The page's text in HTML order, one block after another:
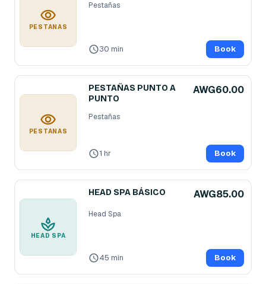
PESTAÑAS
Pestañas
30 min Book
PESTAÑAS
PESTAÑAS PUNTO A
PUNTO
AWG60.00
Pestañas
1 hr Book
HEAD SPA
HEAD SPA BÁSICO AWG85.00
Head Spa
45 min Book